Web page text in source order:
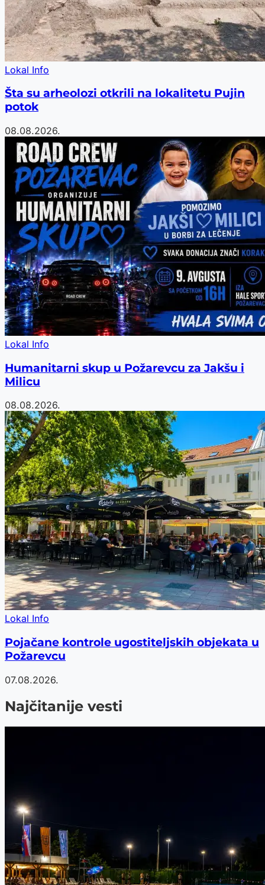
Lokal Info
Šta su arheolozi otkrili na lokalitetu Pujin
potok
08.08.2026.
Lokal Info
Humanitarni skup u Požarevcu za Jakšu i
Milicu
08.08.2026.
Lokal Info
Pojačane kontrole ugostiteljskih objekata u
Požarevcu
07.08.2026.
Najčitanije vesti